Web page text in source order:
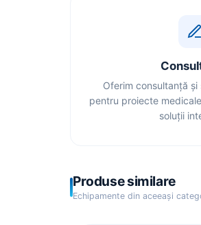
Oferim consultanță
pentru proiecte
soluții
Produse similare
Echipamente din aceeași